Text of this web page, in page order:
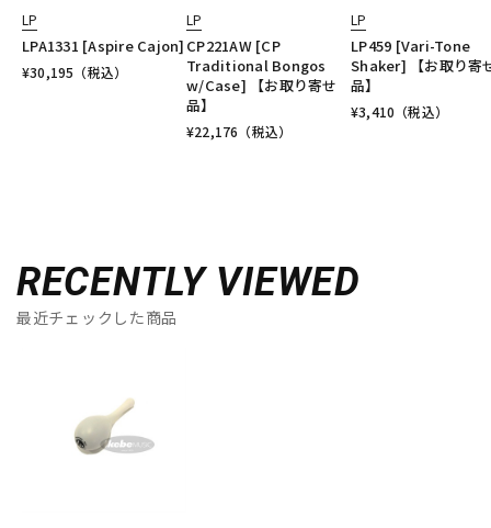
LP
LPA1331 [Aspire Cajon]
¥30,195 （税込）
LP
CP221AW [CP
Traditional Bongos
w/Case] 【お取り寄せ
品】
¥22,176 （税込）
LP
LP459 [Vari-Tone
Shaker] 【お取り寄
品】
¥3,410 （税込）
RECENTLY VIEWED
最近チェックした商品